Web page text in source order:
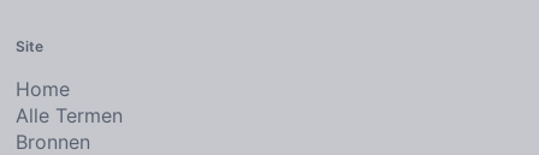
Site
Home
Alle Termen
Bronnen